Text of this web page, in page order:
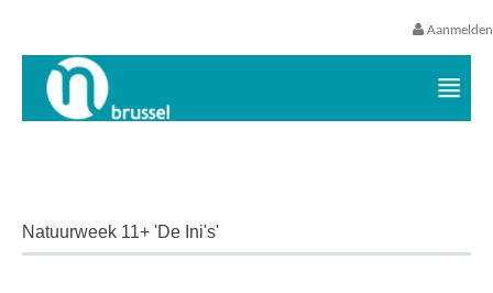
Aanmelden
Natuurweek 11+ 'De Ini's'